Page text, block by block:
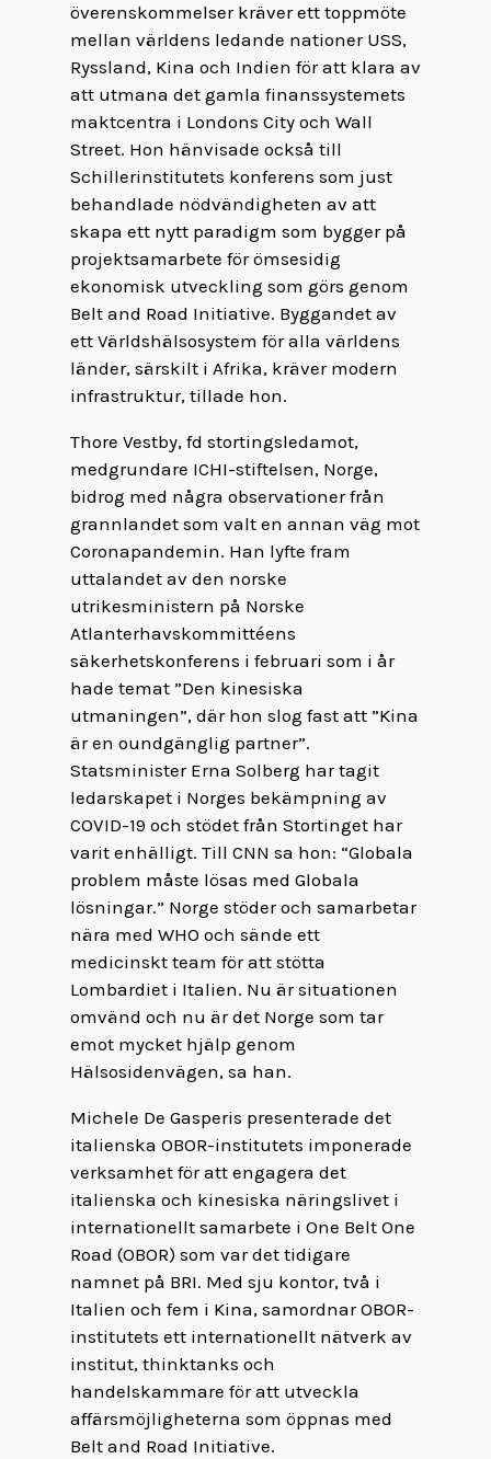
överenskommelser kräver ett toppmöte
mellan världens ledande nationer USS,
Ryssland, Kina och Indien för att klara av
att utmana det gamla finanssystemets
maktcentra i Londons City och Wall
Street. Hon hänvisade också till
Schillerinstitutets konferens som just
behandlade nödvändigheten av att
skapa ett nytt paradigm som bygger på
projektsamarbete för ömsesidig
ekonomisk utveckling som görs genom
Belt and Road Initiative. Byggandet av
ett Världshälsosystem för alla världens
länder, särskilt i Afrika, kräver modern
infrastruktur, tillade hon.
Thore Vestby, fd stortingsledamot,
medgrundare ICHI-stiftelsen, Norge,
bidrog med några observationer från
grannlandet som valt en annan väg mot
Coronapandemin. Han lyfte fram
uttalandet av den norske
utrikesministern på Norske
Atlanterhavskommittéens
säkerhetskonferens i februari som i år
hade temat ”Den kinesiska
utmaningen”, där hon slog fast att ”Kina
är en oundgänglig partner”.
Statsminister Erna Solberg har tagit
ledarskapet i Norges bekämpning av
COVID-19 och stödet från Stortinget har
varit enhälligt. Till CNN sa hon: “Globala
problem måste lösas med Globala
lösningar.” Norge stöder och samarbetar
nära med WHO och sände ett
medicinskt team för att stötta
Lombardiet i Italien. Nu är situationen
omvänd och nu är det Norge som tar
emot mycket hjälp genom
Hälsosidenvägen, sa han.
Michele De Gasperis presenterade det
italienska OBOR-institutets imponerade
verksamhet för att engagera det
italienska och kinesiska näringslivet i
internationellt samarbete i One Belt One
Road (OBOR) som var det tidigare
namnet på BRI. Med sju kontor, två i
Italien och fem i Kina, samordnar OBOR-
institutets ett internationellt nätverk av
institut, thinktanks och
handelskammare för att utveckla
affärsmöjligheterna som öppnas med
Belt and Road Initiative.